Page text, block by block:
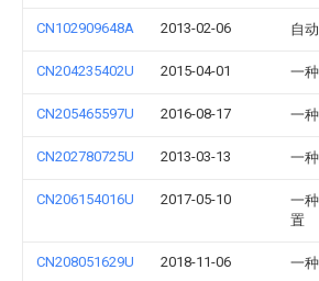
CN102909648A 2013-02-06 自
CN204235402U 2015-04-01 一
CN205465597U 2016-08-17 一
CN202780725U 2013-03-13 一
CN206154016U 2017-05-10
一
置
CN208051629U 2018-11-06 一